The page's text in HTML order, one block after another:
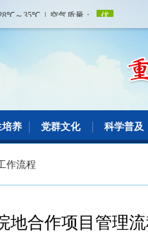
培养 党群文化 科学普及
作流程
地合作项目管理